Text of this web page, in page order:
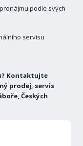
podle svých
servisu
Kontaktujte
prodej, servis
Českých